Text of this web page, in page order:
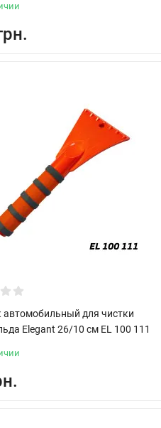
автомобильный для чистки
Elegant 26/10 см EL 100 111